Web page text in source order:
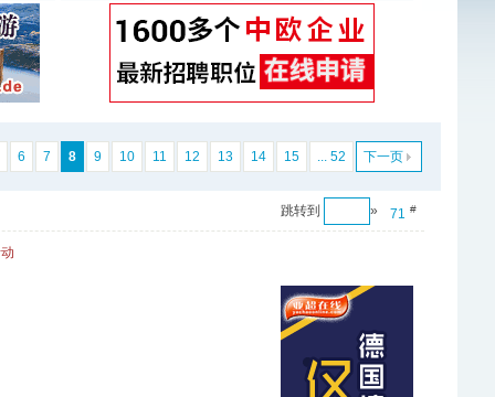
6 7 8 9 10 11 12 13 14 15 ... 52 下一页
71 #
跳转到 »